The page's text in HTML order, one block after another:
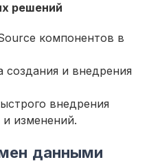
решений
компонентов в
создания и внедрения
внедрения
изменений.
данными